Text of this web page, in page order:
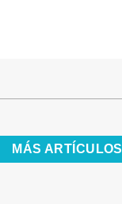
MÁS ARTÍCULOS